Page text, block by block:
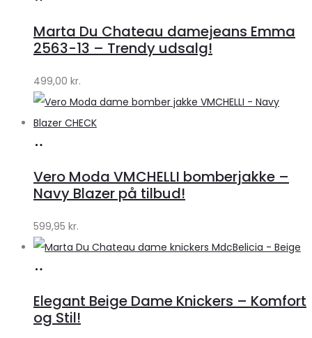
Klædeskabet.dk
Marta Du Chateau damejeans Emma
2563-13 – Trendy udsalg!
499,00 kr.
Klædeskabet.dk
Vero Moda VMCHELLI bomberjakke –
Navy Blazer på tilbud!
599,95 kr.
Klædeskabet.dk
Elegant Beige Dame Knickers – Komfort
og Stil!